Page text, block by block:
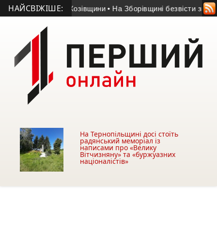
НАЙСВІЖІШЕ:
АТО з Козівщини • На Зборівщині безвісти зник
На Тернопільщині досі стоїть
радянський меморіал із
написами про «Велику
Вітчизняну» та «буржуазних
націоналістів»